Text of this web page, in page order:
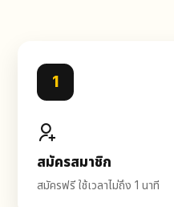
1
สมัครสมาชิก
สมัครฟรี ใช้เวลาไม่ถึง 1 นาที